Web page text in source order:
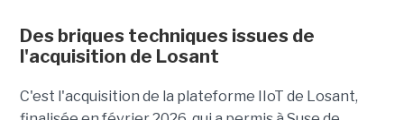
Des briques techniques issues de
l'acquisition de Losant
C'est l'acquisition de la plateforme IIoT de Losant,